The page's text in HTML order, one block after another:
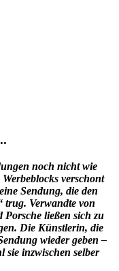
noch nicht wie
verschont
Sendung, die den
trug. Verwandte von
ließen sich zu
Die Künstlerin, die
wieder geben –
sie inzwischen selber